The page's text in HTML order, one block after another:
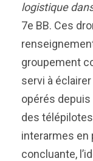
logistique
7e BB. Ces
groupement
servi à
opérés
des
interarmes en
concluante,